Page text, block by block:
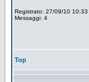
Registrato: 27/09/10 10:33
Messaggi: 4
Top